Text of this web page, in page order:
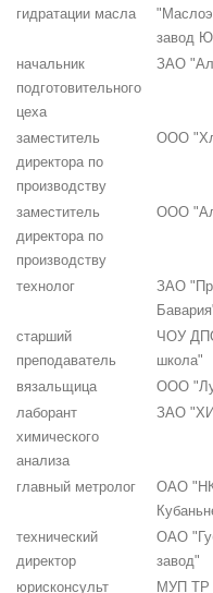
гидратации масла
завод
начальник
подготовительного
цеха
ЗАО
заместитель
директора по
производству
ООО
заместитель
директора по
производству
ООО
технолог
ЗАО
старший
преподаватель
ЧОУ
школа"
вязальщица
ООО
лаборант
химического
анализа
ЗАО
главный метролог
ОАО
технический
директор
ОАО
завод"
юрисконсульт
МУП ТР